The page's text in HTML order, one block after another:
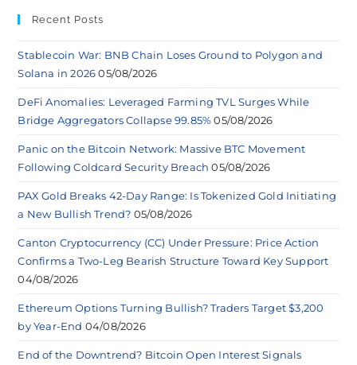
Recent Posts
Stablecoin War: BNB Chain Loses Ground to Polygon and
Solana in 2026 05/08/2026
DeFi Anomalies: Leveraged Farming TVL Surges While
Bridge Aggregators Collapse 99.85% 05/08/2026
Panic on the Bitcoin Network: Massive BTC Movement
Following Coldcard Security Breach 05/08/2026
PAX Gold Breaks 42-Day Range: Is Tokenized Gold Initiating
a New Bullish Trend? 05/08/2026
Canton Cryptocurrency (CC) Under Pressure: Price Action
Confirms a Two-Leg Bearish Structure Toward Key Support
04/08/2026
Ethereum Options Turning Bullish? Traders Target $3,200
by Year-End 04/08/2026
End of the Downtrend? Bitcoin Open Interest Signals